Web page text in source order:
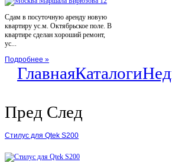
Сдам в посуточную аренду новую
квартиру ус.м. Октябрьское поле. В
квартире сделан хороший ремонт,
ус...
Подробнее »
ГлавнаяКаталоги
Пред След
Стилус для Qtek S200